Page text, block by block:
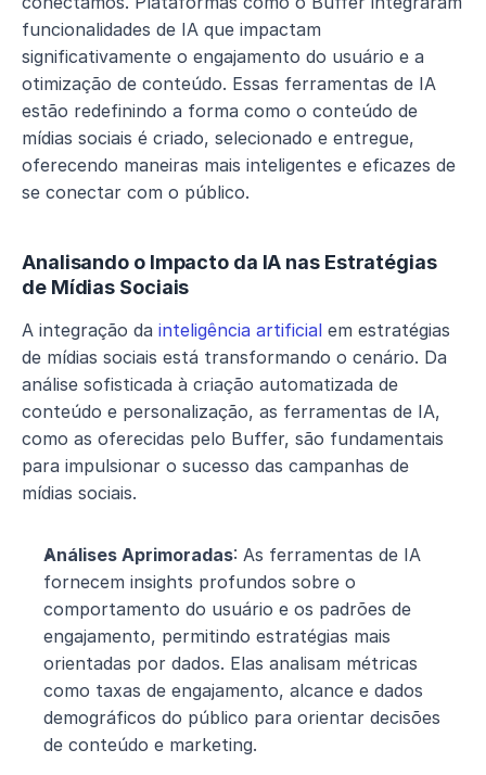
funcionalidades de IA que impactam
significativamente o engajamento do usuário e a
otimização de conteúdo. Essas ferramentas de IA
estão redefinindo a forma como o conteúdo de
mídias sociais é criado, selecionado e entregue,
oferecendo maneiras mais inteligentes e eficazes de
se conectar com o público.
Analisando o Impacto da IA nas Estratégias
de Mídias Sociais
A integração da inteligência artificial em estratégias
de mídias sociais está transformando o cenário. Da
análise sofisticada à criação automatizada de
conteúdo e personalização, as ferramentas de IA,
como as oferecidas pelo Buffer, são fundamentais
para impulsionar o sucesso das campanhas de
mídias sociais.
Análises Aprimoradas: As ferramentas de IA
fornecem insights profundos sobre o
comportamento do usuário e os padrões de
engajamento, permitindo estratégias mais
orientadas por dados. Elas analisam métricas
como taxas de engajamento, alcance e dados
demográficos do público para orientar decisões
de conteúdo e marketing.